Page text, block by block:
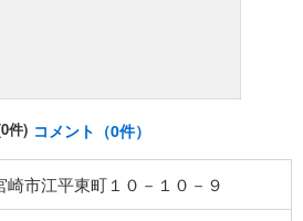
件) コメント（0件）
崎市江平東町１０－１０－９